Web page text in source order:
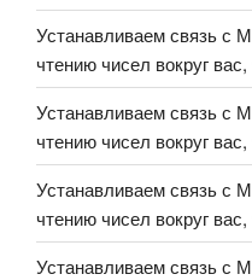
Устанавливаем связь с
чтению чисел вокруг
Устанавливаем связь с
чтению чисел вокруг
Устанавливаем связь с
чтению чисел вокруг
Устанавливаем связь с